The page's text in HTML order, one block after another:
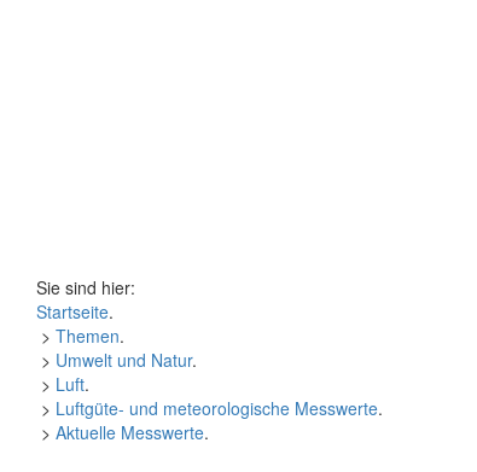
Sie sind hier:
Startseite.
> Themen.
> Umwelt und Natur.
> Luft.
> Luftgüte- und meteorologische Messwerte.
> Aktuelle Messwerte.